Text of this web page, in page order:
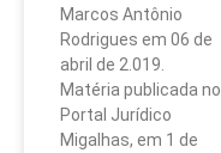
Marcos Antônio
Rodrigues em 06 de
abril de 2.019.
Matéria publicada no
Portal Jurídico
Migalhas, em 1 de